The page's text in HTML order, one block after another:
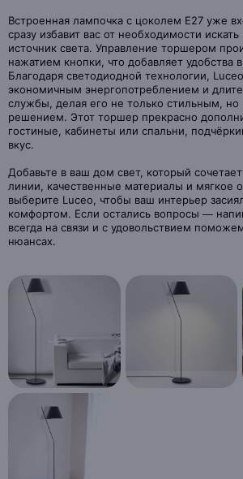
Встроенная лампочка с цоколем Е27 уже
сразу избавит вас от необходимости
источник света. Управление торшером
нажатием кнопки, что добавляет удобства
Благодаря светодиодной технологии,
экономичным энергопотреблением и
службы, делая его не только стильным, но
решением. Этот торшер прекрасно
гостиные, кабинеты или спальни,
вкус.
Добавьте в ваш дом свет, который
линии, качественные материалы и мягкое
выберите Luceo, чтобы ваш интерьер
комфортом. Если остались вопросы —
всегда на связи и с удовольствием
нюансах.